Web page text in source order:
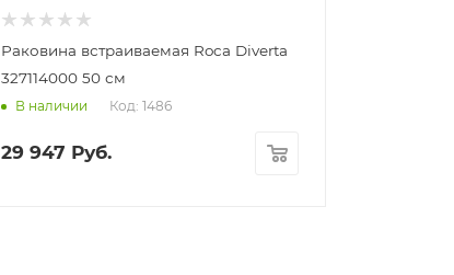
Раковина встраиваемая Roca Diverta
327114000 50 см
В наличии Код: 1486
29 947 Руб.